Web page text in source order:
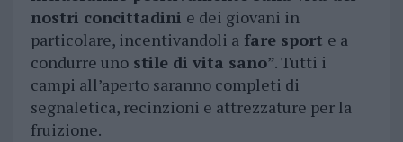
nostri concittadini e dei giovani in
particolare, incentivandoli afare sport e a
condurre unostile di vita sano”. Tutti i
campi all’aperto saranno completi di
segnaletica, recinzioni e attrezzature per la
fruizione.